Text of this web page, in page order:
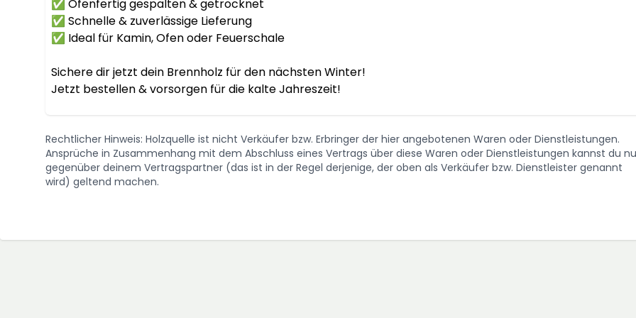
✅ Ofenfertig gespalten & getrocknet
✅ Schnelle & zuverlässige Lieferung
✅ Ideal für Kamin, Ofen oder Feuerschale
Sichere dir jetzt dein Brennholz für den nächsten Winter!
Jetzt bestellen & vorsorgen für die kalte Jahreszeit!
Rechtlicher Hinweis: Holzquelle ist nicht Verkäufer bzw. Erbringer der hier angebotenen Waren oder Dienstleistungen.
Ansprüche in Zusammenhang mit dem Abschluss eines Vertrags über diese Waren oder Dienstleistungen kannst du
gegenüber deinem Vertragspartner (das ist in der Regel derjenige, der oben als Verkäufer bzw. Dienstleister genannt
wird) geltend machen.